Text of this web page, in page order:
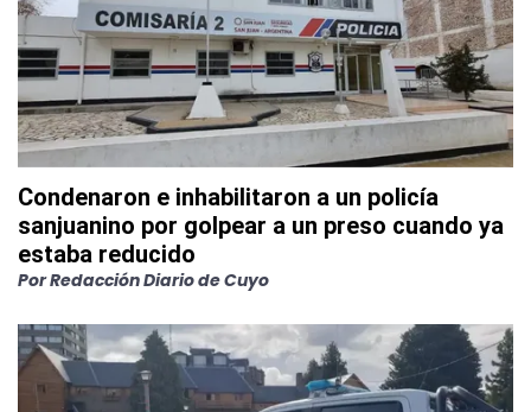
Condenaron e inhabilitaron a un policía
sanjuanino por golpear a un preso cuando ya
estaba reducido
PorRedacción Diario de Cuyo